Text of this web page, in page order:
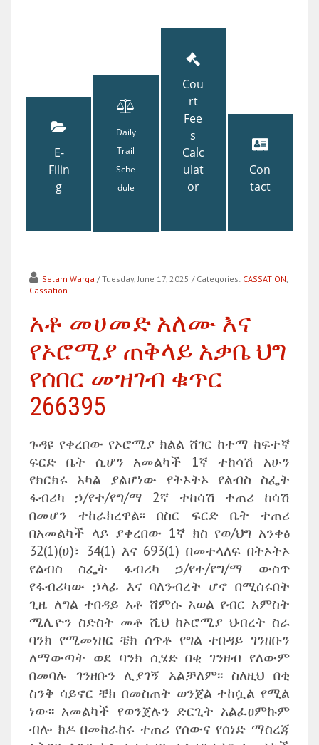
E-
Filin
g
Daily
Trail
Sche
dule
Cou
rt
Fee
s
Calc
ulat
or
Con
tact
Selam Warga / Tuesday, June 17, 2025 / Categories: CASSATION,
Cassation
አቶ መሀመድ አለሙ እና
የኦሮሚያ ጠቅላይ አቃቤ ህግ
የሰበር መዝገብ ቁጥር
266395
ጉዳዩ የቀረበው የኦሮሚያ ክልል ሸገር ከተማ ከፍተኛ
ፍርድ ቤት ሲሆን አመልካች 1ኛ ተከሳሽ አሁን
የክርክሩ አካል ያልሆነው የትኦትኦ የልብስ ስፌት
ፋብሪካ ኃ/የተ/የግ/ማ 2ኛ ተከሳሽ ተጠሪ ከሳሽ
በመሆን ተከራክረዋል፡፡ በስር ፍርድ ቤት ተጠሪ
በአመልካች ላይ ያቀረበው 1ኛ ክስ የወ/ህግ አንቀፅ
32(1)(ሀ)፣ 34(1) እና 693(1) በመተላለፍ በትኦትኦ
የልብስ ስፌት ፋብሪካ ኃ/የተ/የግ/ማ ውስጥ
የፋብሪካው ኃላፊ እና ባለንብረት ሆኖ በሚሰሩበት
ጊዜ ለግል ተበዳይ አቶ ሸምሱ አወል የብር አምስት
ሚሊዮን ስድስት መቶ ሺህ ከኦሮሚያ ህብረት ስራ
ባንክ የሚመነዘር ቼክ ሰጥቶ የግል ተበዳይ ገንዘቡን
ለማውጣት ወደ ባንክ ሲሄድ በቂ ገንዘብ የለውም
በመባሉ ገንዘቡን ሊያገኝ አልቻለም፡፡ ስለዚህ በቂ
ስንቅ ሳይኖር ቼክ በመስጠት ወንጀል ተከሷል የሚል
ነው፡፡ አመልካች የወንጀሉን ድርጊት አልፈፀምኩም
ብሎ ክዶ በመከራከሩ ተጠሪ የሰውና የሰነድ ማስረጃ